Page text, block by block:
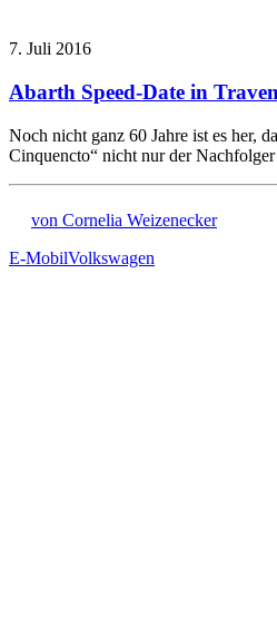
7. Juli 2016
Abarth Speed-Date in
Noch nicht ganz 60 Jahre ist es her,
Cinquencto“ nicht nur der
von Cornelia Weizenecker
E-MobilVolkswagen